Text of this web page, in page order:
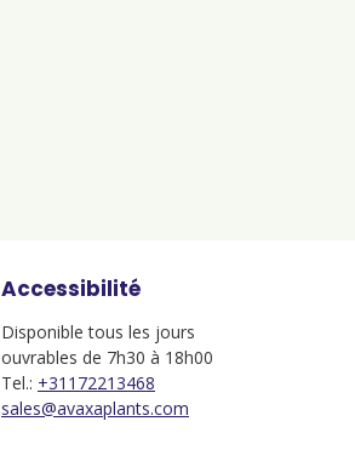
Accessibilité
Disponible tous les jours
ouvrables de 7h30 à 18h00
Tel.: +31172213468
sales@avaxaplants.com